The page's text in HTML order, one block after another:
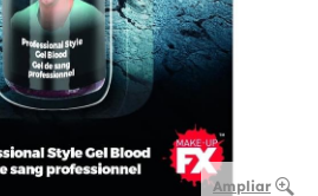
Ampliar